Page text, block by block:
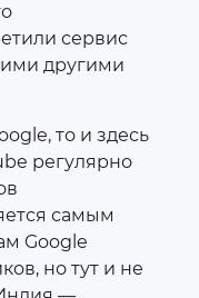
сервис
другими
то и здесь
регулярно
самым
Google
но тут и не